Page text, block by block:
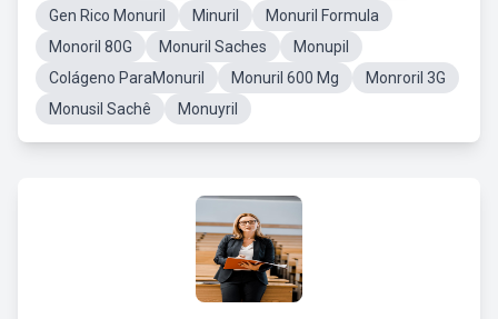
Gen Rico Monuril
Minuril
Monuril Formula
Monoril 80G
Monuril Saches
Monupil
Colágeno ParaMonuril
Monuril 600 Mg
Monroril 3G
Monusil Sachê
Monuyril